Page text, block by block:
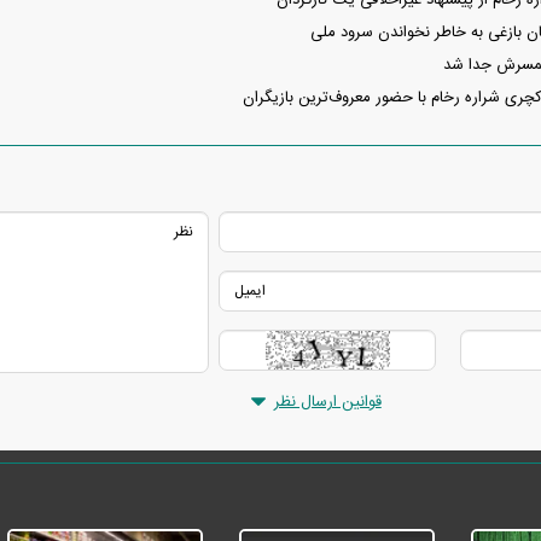
بازغی به خاطر نخواندن سرود ملی
جدا شد
شراره رخام با حضور معروف‌ترین بازیگران
قوانین ارسال نظر
شد/ اولین
هجوم خودروسازان چینی به اروپا؛ آیا
قدرت تهدید